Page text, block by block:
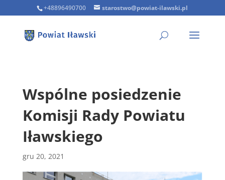
+48896490700 starostwo@powiat-ilawski.pl
Wspólne posiedzenie
Komisji Rady Powiatu
Iławskiego
gru 20, 2021